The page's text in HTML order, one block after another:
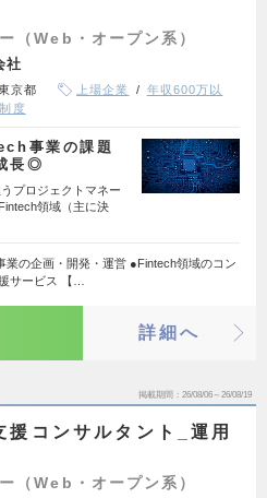
（Web・オープン系）
社
京都 上場企業
年収600万以
度
事業の課題
長◎
プロジェクトマネー
領域（主に決
業の企画・開発・運営 ●Fintech領域のコン
サービス 【…
詳細へ
掲載期間 26/08/06～26/08/19
援コンサルタント_運用
（Web・オープン系）